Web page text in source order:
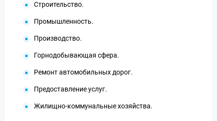
Строительство.
Промышленность.
Производство.
Горнодобывающая сфера.
Ремонт автомобильных дорог.
Предоставление услуг.
Жилищно-коммунальные хозяйства.